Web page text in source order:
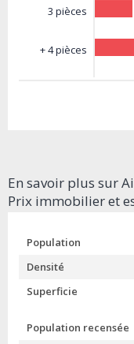
3 pièces
+ 4 pièces
En savoir plus sur
Prix immobilier et
Population
Densité
Superficie
Population recensée